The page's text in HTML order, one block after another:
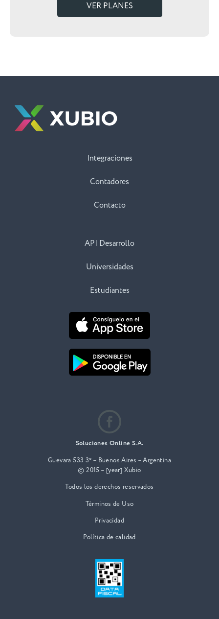
VER PLANES
Integraciones
Contadores
Contacto
API Desarrollo
Universidades
Estudiantes
Soluciones Online S.A.
Guevara 533 3° – Buenos Aires – Argentina
© 2015 – [year] Xubio
Todos los derechos reservados
Términos de Uso
Privacidad
Política de calidad